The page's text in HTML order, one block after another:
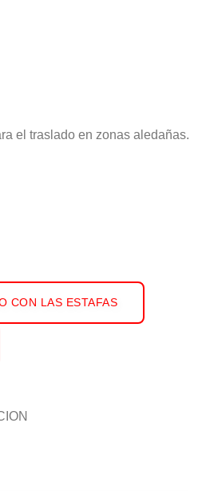
el traslado en zonas aledañas.
CON LAS ESTAFAS